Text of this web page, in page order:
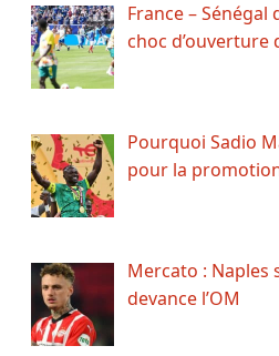
France – Sénégal
choc d’ouverture
Pourquoi Sadio
pour la
Mercato : Naples
devance l’OM